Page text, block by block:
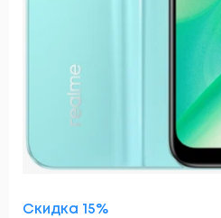
Скидка 15%